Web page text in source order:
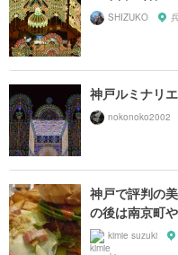
SHIZUKO
神戸ルミナリ
nokonoko2002
神戸で評判の
の後は南京町
kimie suzuki